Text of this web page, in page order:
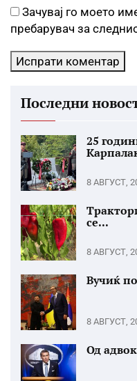
Зачувај го моето
пребарувач за
Последни
25
8 АВГУСТ,
се...
8 АВГУСТ,
Вучиќ
8 АВГУСТ,
Од